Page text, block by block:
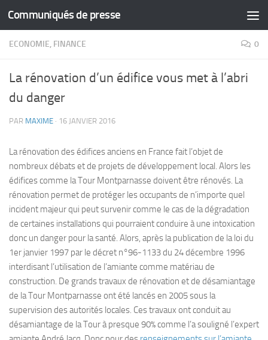
Skip to content
Communiqués de presse
ECONOMIE, FINANCE 0
La rénovation d’un édifice vous met à l’abri
du danger
PAR MAXIME · 16 JANVIER 2016
La rénovation des édifices anciens en France fait l’objet de
nombreux débats et de projets de développement local. Alors les
édifices comme la Tour Montparnasse doivent être rénovés. La
rénovation permet de protéger les occupants de n’importe quel
incident majeur qui peut survenir comme le cas de la dégradation
de certaines installations qui pourraient conduire à une intoxication
donc un danger pour la santé. Alors, après la publication de la loi du
1er janvier 1997 par le décret n°96-1133 du 24 décembre 1996
interdisant l’utilisation de l’amiante comme matériau de
construction. De grands travaux de rénovation et de désamiantage
de la Tour Montparnasse ont été lancés en 2005 sous la
supervision des autorités locales. Ces travaux ont conduit au
désamiantage de la Tour à presque 90% comme l’a souligné l’expert